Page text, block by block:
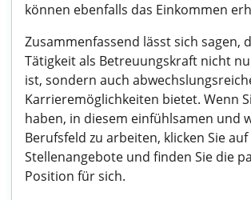
können ebenfalls das Einkommen
Zusammenfassend lässt sich sagen,
Tätigkeit als Betreuungskraft nicht
ist, sondern auch
Karrieremöglichkeiten bietet. Wenn
haben, in diesem einfühlsamen und
Berufsfeld zu arbeiten, klicken Sie
Stellenangebote und finden Sie die
Position für sich.